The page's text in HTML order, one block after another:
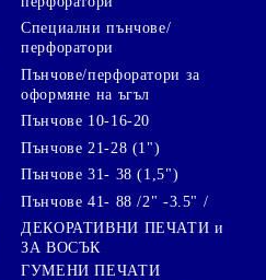
Специални пънчове/
перфоратори
Пънчове/перфоратори за
оформяне на ъгъл
Пънчове 10-16-20
Пънчове 21-28 (1")
Пънчове 31- 38 (1,5")
Пънчове 41- 88 /2" -3.5" /
ДЕКОРАТИВНИ ПЕЧАТИ и
ЗА ВОСЪК
ГУМЕНИ ПЕЧАТИ